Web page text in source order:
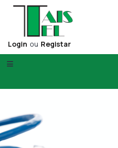
Login ou Registar